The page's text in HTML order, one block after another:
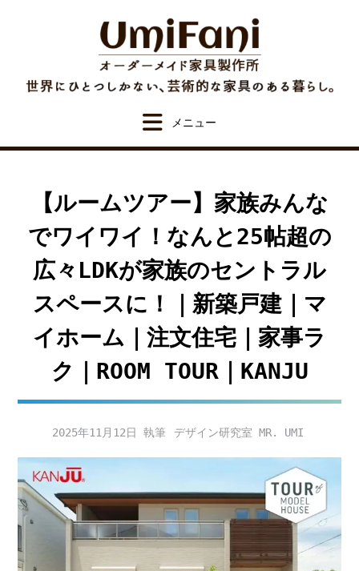
【ルームツアー】家族みんな
でワイワイ！なんと25帖超の
広々LDKが家族のセントラル
スペースに！｜新築戸建｜マ
イホーム｜注文住宅｜家事ラ
ク｜ROOM TOUR｜KANJU
2025年11月12日 デザイン研究室 MR. UMI